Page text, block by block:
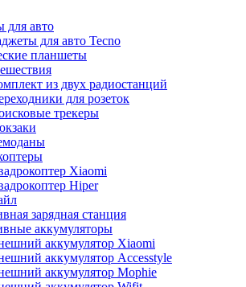
для авто
для авто Tecno
планшеты
из двух радиостанций
для розеток
трекеры
Xiaomi
Hiper
зарядная станция
аккумуляторы
аккумулятор Xiaomi
аккумулятор Accesstyle
аккумулятор Mophie